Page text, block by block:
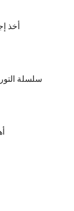
أخذ
سلسلة
أهم 10